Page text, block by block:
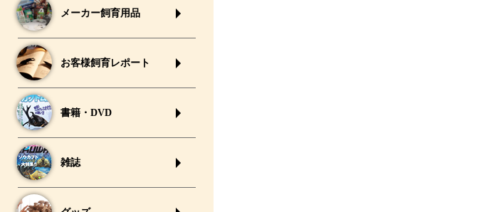
メーカー飼育用品
お客様飼育レポート
書籍・DVD
雑誌